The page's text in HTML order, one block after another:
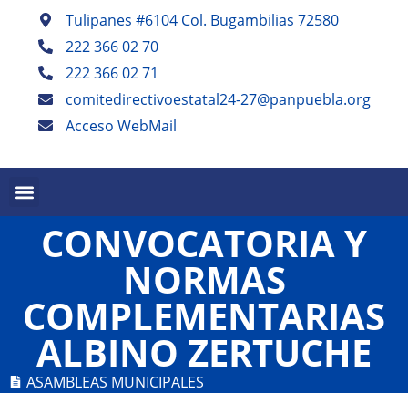
Tulipanes #6104 Col. Bugambilias 72580
222 366 02 70
222 366 02 71
comitedirectivoestatal24-27@panpuebla.org
Acceso WebMail
CONVOCATORIA Y
NORMAS
COMPLEMENTARIAS
ALBINO ZERTUCHE
ASAMBLEAS MUNICIPALES